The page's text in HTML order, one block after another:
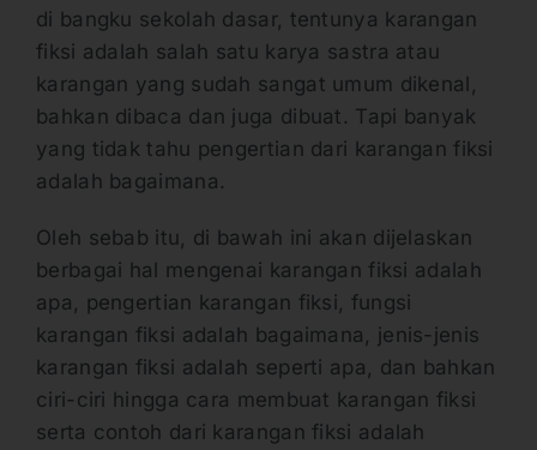
di bangku sekolah dasar, tentunya karangan
fiksi adalah salah satu karya sastra atau
karangan yang sudah sangat umum dikenal,
bahkan dibaca dan juga dibuat. Tapi banyak
yang tidak tahu pengertian dari karangan fiksi
adalah bagaimana.
Oleh sebab itu, di bawah ini akan dijelaskan
berbagai hal mengenai karangan fiksi adalah
apa, pengertian karangan fiksi, fungsi
karangan fiksi adalah bagaimana, jenis-jenis
karangan fiksi adalah seperti apa, dan bahkan
ciri-ciri hingga cara membuat karangan fiksi
serta contoh dari karangan fiksi adalah